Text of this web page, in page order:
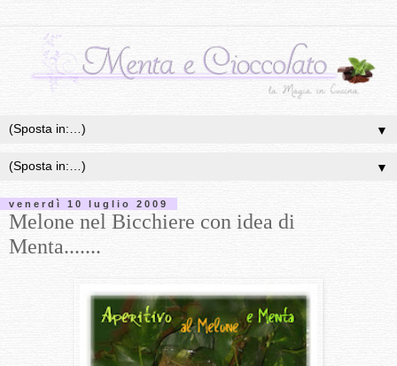
▼
▼
venerdì 10 luglio 2009
Melone nel Bicchiere con idea di
Menta.......